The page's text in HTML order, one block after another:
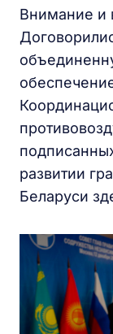
Внимание и
развитии
Беларуси